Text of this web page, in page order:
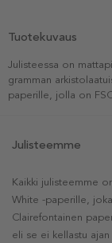
Tuotekuvaus
Julisteessa on
gramman
paperille, jolla on
Julisteemme
Kaikki julisteemme
White -paperille,
Clairefontainen
eli se ei kellastu